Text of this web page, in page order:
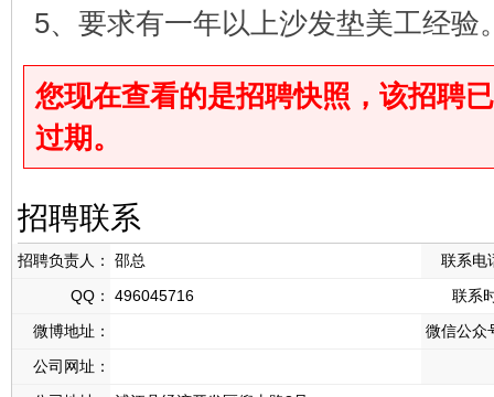
5、要求有一年以上沙发垫美工经验
您现在查看的是招聘快照，该招聘
过期。
招聘联系
招聘负责人： 邵总
联系电
QQ：
496045716
联系
微博地址：
微信公众
公司网址：